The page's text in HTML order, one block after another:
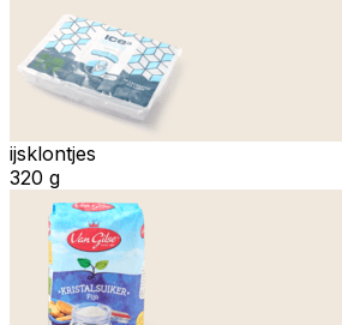
ijsklontjes
320 g